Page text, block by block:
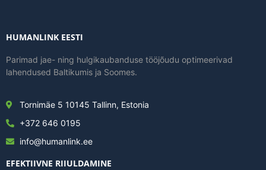
HUMANLINK EESTI
Parimad jae- ning hulgikaubanduse tööjõudu optimeerivad
lahendused Baltikumis ja Soomes.
Tornimäe 5 10145 Tallinn, Estonia
+372 646 0195
info@humanlink.ee
EFEKTIIVNE RIIULDAMINE